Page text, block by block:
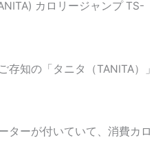
カロリージャンプ TS-
存知の「タニタ（TANITA）」
ターが付いていて、消費カロ